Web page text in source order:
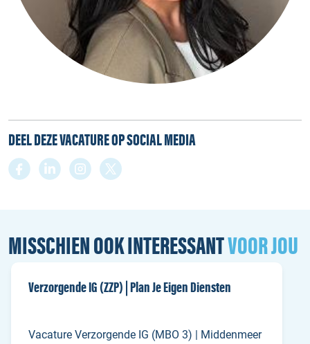
DEEL DEZE VACATURE OP SOCIAL MEDIA
MISSCHIEN OOK INTERESSANTVOOR JOU
Verzorgende IG (ZZP) | Plan Je Eigen Diensten
Vacature Verzorgende IG (MBO 3) | Middenmeer